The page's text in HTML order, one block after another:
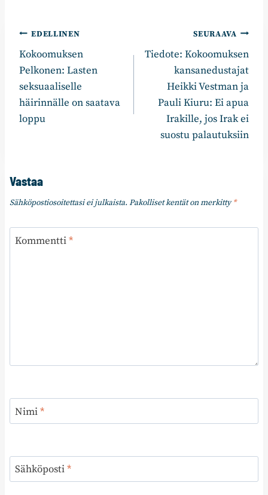
Artikkelien
selaus
EDELLINEN
Kokoomuksen
Pelkonen: Lasten
seksuaaliselle
häirinnälle on saatava
loppu
SEURAAVA
Tiedote: Kokoomuksen
kansanedustajat
Heikki Vestman ja
Pauli Kiuru: Ei apua
Irakille, jos Irak ei
suostu palautuksiin
Vastaa
Sähköpostiosoitettasi ei julkaista. Pakolliset kentät on merkitty*
Kommentti*
Nimi*
Sähköposti*